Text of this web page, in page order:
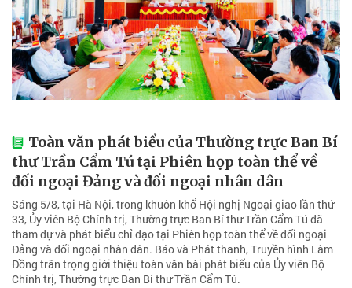
Toàn văn phát biểu của Thường trực Ban Bí
thư Trần Cẩm Tú tại Phiên họp toàn thể về
đối ngoại Đảng và đối ngoại nhân dân
Sáng 5/8, tại Hà Nội, trong khuôn khổ Hội nghị Ngoại giao lần thứ
33, Ủy viên Bộ Chính trị, Thường trực Ban Bí thư Trần Cẩm Tú đã
tham dự và phát biểu chỉ đạo tại Phiên họp toàn thể về đối ngoại
Đảng và đối ngoại nhân dân. Báo và Phát thanh, Truyền hình Lâm
Đồng trân trọng giới thiệu toàn văn bài phát biểu của Ủy viên Bộ
Chính trị, Thường trực Ban Bí thư Trần Cẩm Tú.